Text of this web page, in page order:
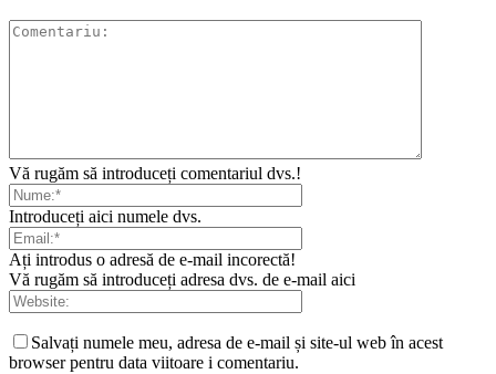
Vă rugăm să introduceți comentariul dvs.!
Introduceți aici numele dvs.
Ați introdus o adresă de e-mail incorectă!
Vă rugăm să introduceți adresa dvs. de e-mail aici
Salvați numele meu, adresa de e-mail și site-ul web în acest
browser pentru data viitoare i comentariu.